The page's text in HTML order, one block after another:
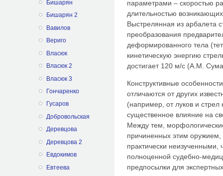
Бишарян
Бишарян 2
Вавилов
Вериго
Власюк
Власюк 2
Власюк 3
Гончаренко
Гусаров
Добровольская
Деревцова
Деревцова 2
Евдокимов
Евтеева
параметрами – скоростью
длительностью
Выстрелянная из арбалета
преобразования
деформированного тела
кинетическую энергию
достигает 120 м/с (А.М.
Конструктивные
отличаются от других
(например, от луков и
существенное влияние на
Между тем,
причиненных этим
практически неизученными,
полноценной судебно-
предпосылки для